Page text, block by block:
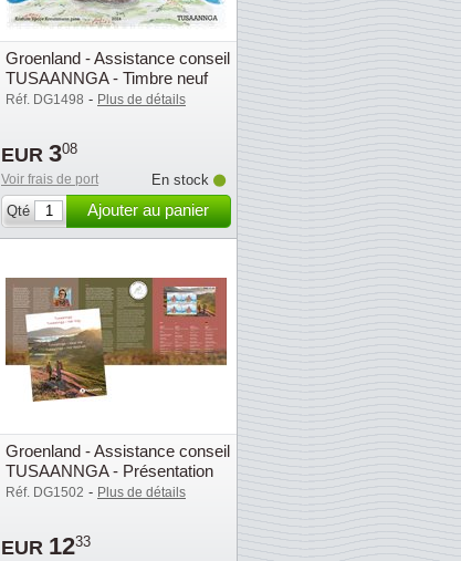
Groenland - Assistance conseil
TUSAANNGA - Timbre neuf
Réf. DG1498 - Plus de détails
EUR 308
Voir frais de port
En stock
Qté
Ajouter au panier
Groenland - Assistance conseil
TUSAANNGA - Présentation
souvenir
Réf. DG1502 - Plus de détails
EUR 1233